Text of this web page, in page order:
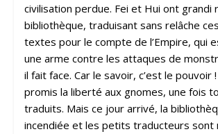
civilisation perdue. Fei et Hui ont grandi
bibliothèque, traduisant sans relâche
textes pour le compte de l’Empire, qui
une arme contre les attaques de
il fait face. Car le savoir, c’est le pouvoir
promis la liberté aux gnomes, une fois
traduits. Mais ce jour arrivé, la
incendiée et les petits traducteurs sont